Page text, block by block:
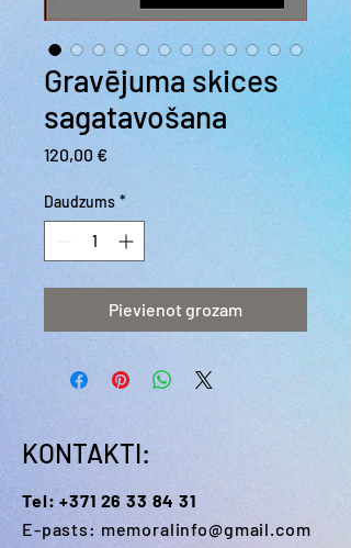
Gravējuma skices
sagatavošana
120,00 €Cena
Daudzums *
Pievienot grozam
KONTAKTI:
Tel:+371 26 33 84 31
E-pasts: memoralinfo@gmail.com